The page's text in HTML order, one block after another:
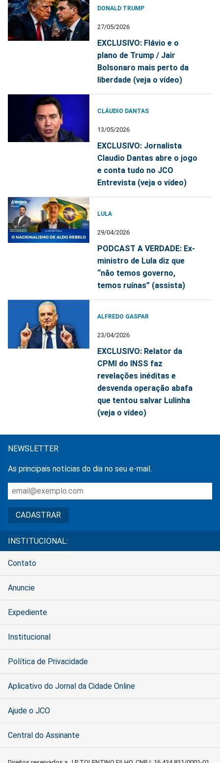
DONALD TRUMP
27/05/2026
EXCLUSIVO: Flávio e o
plano de Trump / Jair
Bolsonaro mais perto da
liberdade (veja o vídeo)
CLÁUDIO DANTAS
13/05/2026
EXCLUSIVO: Jornalista
Claudio Dantas abre o jogo
e conta tudo no JCO
Entrevista (veja o vídeo)
LULA
29/04/2026
PODCAST A VERDADE: Ex-
ministro de Lula diz que
“não temos governo,
temos ruínas” (assista)
ALFREDO GASPAR
23/04/2026
EXCLUSIVO: Relator da
CPMI do INSS faz
revelações inéditas e
desvenda operação abafa
que tentou salvar Lulinha
(veja o vídeo)
NEWSLETTER
As principais notícias do dia no seu e-mail.
INSTITUCIONAL:
Contato
Anuncie
Expediente
Institucional
Política de Privacidade
Aplicativo do Jornal da Cidade Online
Ajude o JCO
Central do Assinante